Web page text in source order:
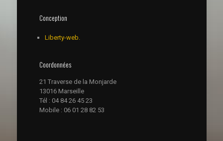
Conception
Liberty-web.
Coordonnées
21 Traverse de la Monjarde
13016 Marseille
Tél : 04 84 26 45 23
Mobile : 06 01 28 82 53